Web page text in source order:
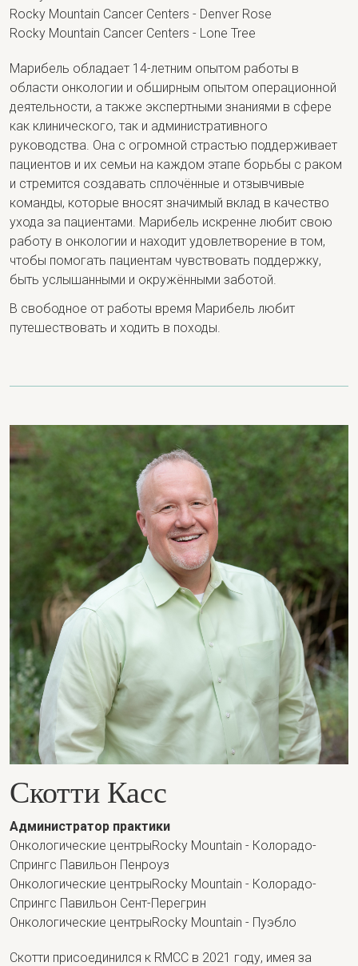
Rocky Mountain Cancer Centers - Denver Rose
Rocky Mountain Cancer Centers - Lone Tree
Марибель обладает 14-летним опытом работы в
области онкологии и обширным опытом операционной
деятельности, а также экспертными знаниями в сфере
как клинического, так и административного
руководства. Она с огромной страстью поддерживает
пациентов и их семьи на каждом этапе борьбы с раком
и стремится создавать сплочённые и отзывчивые
команды, которые вносят значимый вклад в качество
ухода за пациентами. Марибель искренне любит свою
работу в онкологии и находит удовлетворение в том,
чтобы помогать пациентам чувствовать поддержку,
быть услышанными и окружёнными заботой.
В свободное от работы время Марибель любит
путешествовать и ходить в походы.
Скотти Касс
Администратор практики
Онкологические центрыRocky Mountain - Колорадо-
Спрингс Павильон Пенроуз
Онкологические центрыRocky Mountain - Колорадо-
Спрингс Павильон Сент-Перегрин
Онкологические центрыRocky Mountain - Пуэбло
Скотти присоединился к RMCC в 2021 году, имея за